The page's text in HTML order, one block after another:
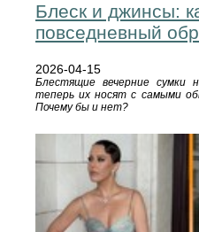
Блеск и джинсы:
повседневный
2026-04-15
Блестящие вечерние сумки
теперь их носят с самыми
Почему бы и нет?